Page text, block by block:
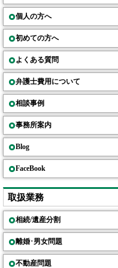
個人の方へ
初めての方へ
よくある質問
弁護士費用について
相談事例
事務所案内
Blog
FaceBook
取扱業務
相続/遺産分割
離婚･男女問題
不動産問題